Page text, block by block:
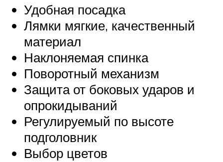
Удобная посадка
Лямки мягкие, качественный
материал
Наклоняемая спинка
Поворотный механизм
Защита от боковых ударов и
опрокидываний
Регулируемый по высоте
подголовник
Выбор цветов